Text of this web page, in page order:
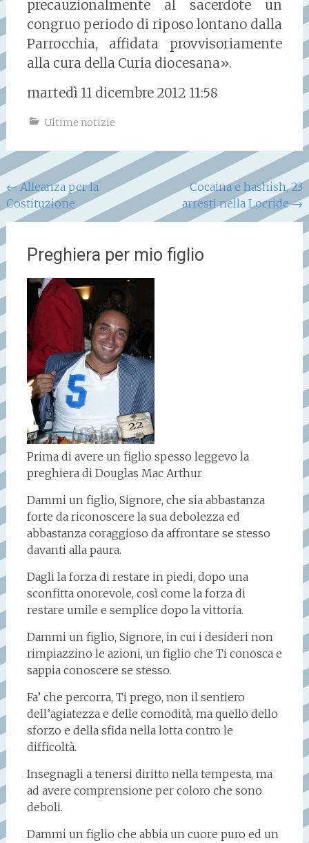
precauzionalmente al sacerdote un
congruo periodo di riposo lontano dalla
Parrocchia, affidata provvisoriamente
alla cura della Curia diocesana».
martedì 11 dicembre 2012 11:58
Ultime notizie
Navigazione
articoli
←Alleanza per la
Costituzione
Cocaina e hashish, 23
arresti nella Locride→
Preghiera per mio figlio
Prima di avere un figlio spesso leggevo la
preghiera di Douglas Mac Arthur
Dammi un figlio, Signore, che sia abbastanza
forte da riconoscere la sua debolezza ed
abbastanza coraggioso da affrontare se stesso
davanti alla paura.
Dagli la forza di restare in piedi, dopo una
sconfitta onorevole, così come la forza di
restare umile e semplice dopo la vittoria.
Dammi un figlio, Signore, in cui i desideri non
rimpiazzino le azioni, un figlio che Ti conosca e
sappia conoscere se stesso.
Fa’ che percorra, Ti prego, non il sentiero
dell’agiatezza e delle comodità, ma quello dello
sforzo e della sfida nella lotta contro le
difficoltà.
Insegnagli a tenersi diritto nella tempesta, ma
ad avere comprensione per coloro che sono
deboli.
Dammi un figlio che abbia un cuore puro ed un